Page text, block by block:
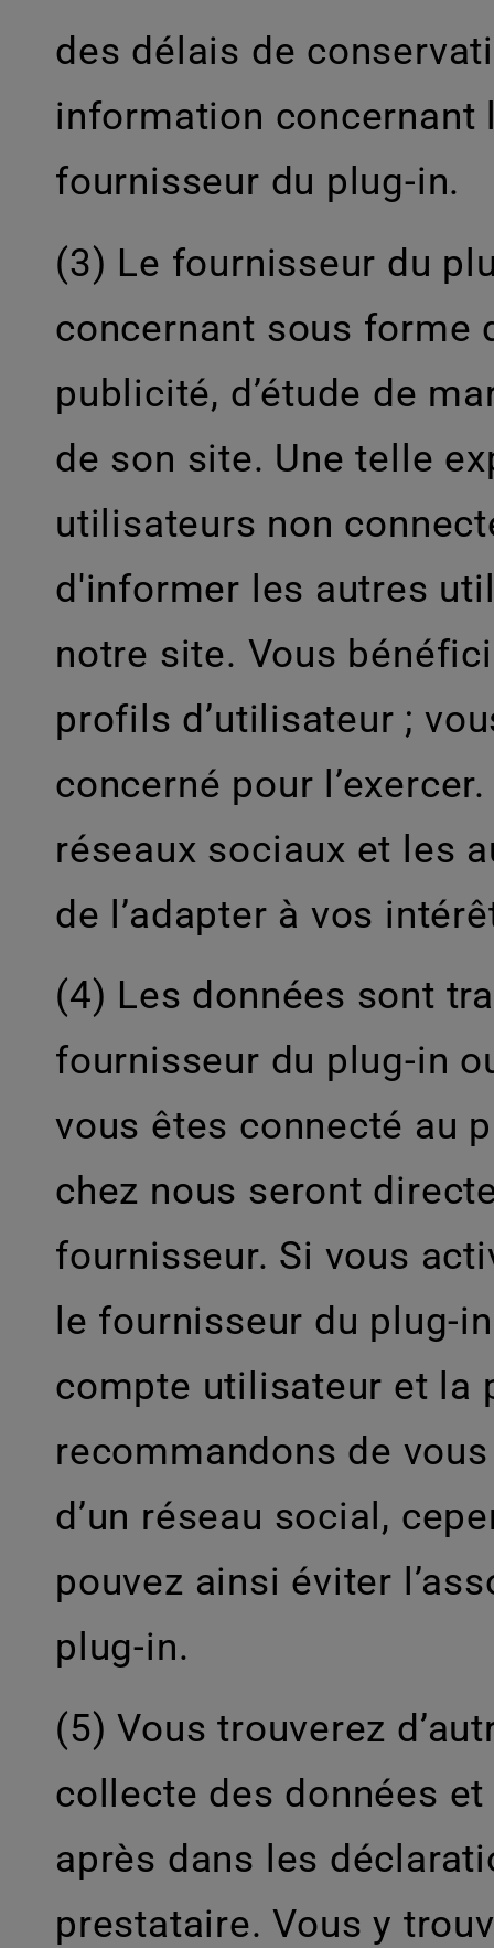
des délais de
information concernant
fournisseur du plug-in.
(3) Le fournisseur du
concernant sous forme
publicité, d’étude de
de son site. Une telle
utilisateurs non
d'informer les autres
notre site. Vous
profils d’utilisateur ;
concerné pour
réseaux sociaux et les
de l’adapter à vos
(4) Les données sont
fournisseur du plug-in
vous êtes connecté au
chez nous seront
fournisseur. Si vous
le fournisseur du plug-
compte utilisateur et la
recommandons de
d’un réseau social,
pouvez ainsi éviter
plug-in.
(5) Vous trouverez
collecte des données
après dans les
prestataire. Vous y